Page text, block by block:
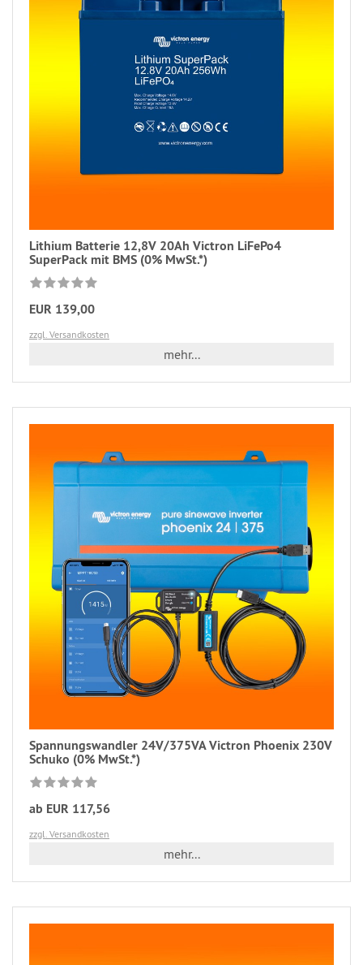
Lithium Batterie 12,8V 20Ah Victron LiFePo4
SuperPack mit BMS (0% MwSt.*)
EUR 139,00
zzgl. Versandkosten
mehr...
Spannungswandler 24V/375VA Victron Phoenix 230V
Schuko (0% MwSt.*)
ab EUR 117,56
zzgl. Versandkosten
mehr...